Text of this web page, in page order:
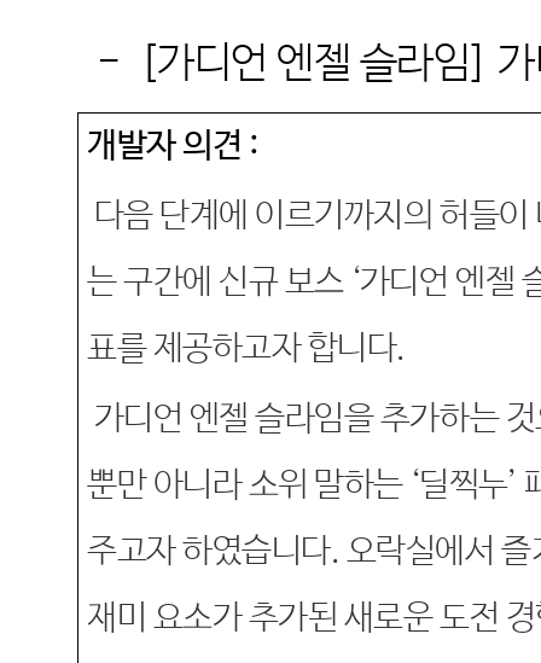
-
가디언 엔젤 슬라임
개발자 의견 :
다음 단계에 이르기까지의 허들
는 구간에 신규 보스‘가디언 엔젤
표를 제공하고자 합니다.
가디언 엔젤 슬라임을 추가하는
뿐만 아니라 소위 말하는‘딜찍누’
주고자 하였습니다. 오락실에서
재미 요소가 추가된 새로운 도전